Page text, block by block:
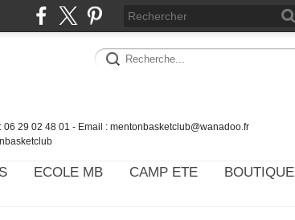
29 02 48 01 - Email : mentonbasketclub@wanadoo.fr
ECOLE MB CAMP ETE
BOUTIQUE